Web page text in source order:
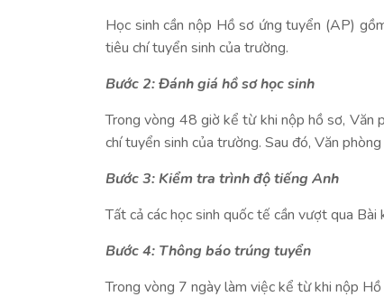
Học sinh cần nộp Hồ sơ ứng tuyển (AP)
tiêu chí tuyển sinh của trường.
Bước 2: Đánh giá hồ sơ học sinh
Trong vòng 48 giờ kể từ khi nộp hồ sơ, Văn
chí tuyển sinh của trường. Sau đó, Văn
Bước 3: Kiểm tra trình độ tiếng Anh
Tất cả các học sinh quốc tế cần vượt qua
Bước 4: Thông báo trúng tuyển
Trong vòng 7 ngày làm việc kể từ khi nộp